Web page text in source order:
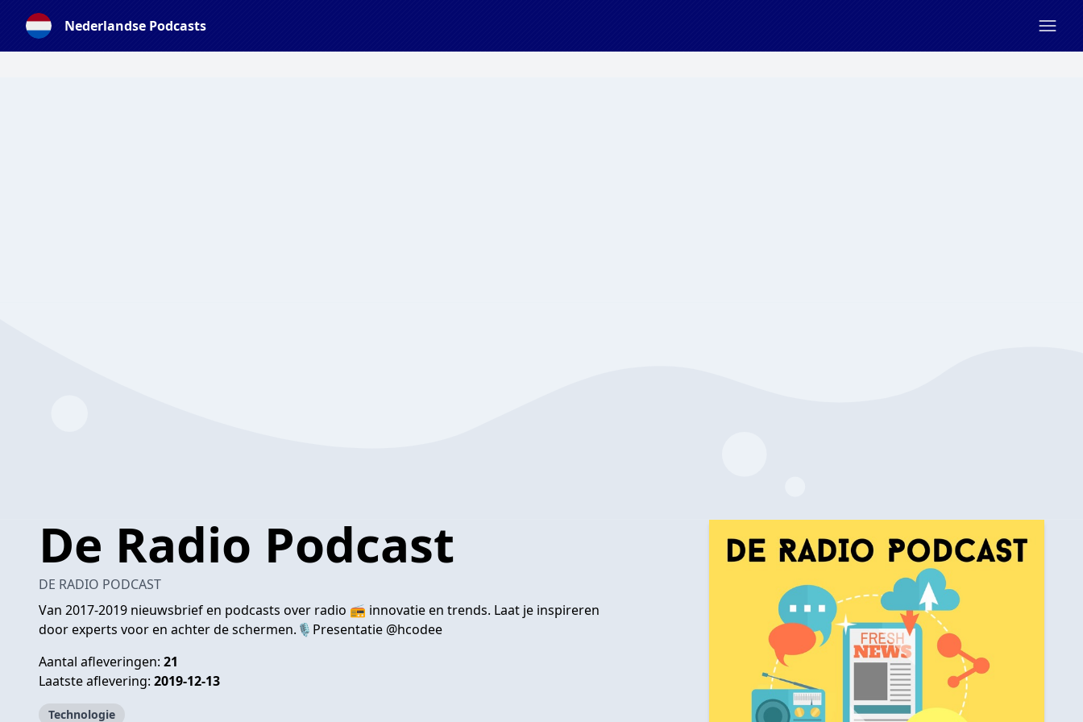
Nederlandse Podcasts
De Radio Podcast
DE RADIO PODCAST
Van 2017-2019 nieuwsbrief en podcasts over radio 📻 innovatie en trends. Laat je inspireren
door experts voor en achter de schermen.🎙Presentatie @hcodee
Aantal afleveringen: 21
Laatste aflevering: 2019-12-13
Technologie